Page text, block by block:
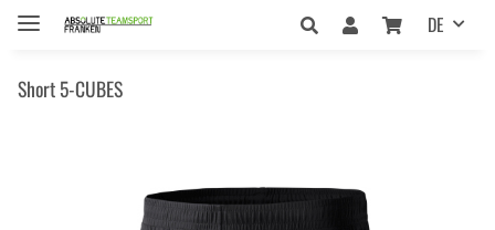
DE
Short 5-CUBES